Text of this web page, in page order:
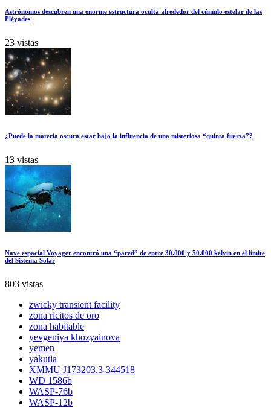
Astrónomos descubren una enorme estructura oculta alrededor del cúmulo estelar de las
Pléyades
23 vistas
¿Puede la materia oscura estar bajo la influencia de una misteriosa “quinta fuerza”?
13 vistas
Nave espacial Voyager encontró una “pared” de entre 30.000 y 50.000 kelvin en el límite
del Sistema Solar
803 vistas
zwicky transient facility
zona ricitos de oro
zona habitable
yevgeniya khozyainova
yemen
yakutia
XMMU J173203.3-344518
WD 1586b
WASP-76b
WASP-12b